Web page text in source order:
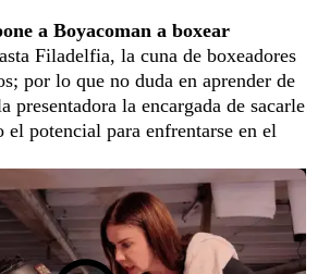
a Boyacoman a boxear
Filadelfia, la cuna de boxeadores
por lo que no duda en aprender de
presentadora la encargada de sacarle
el potencial para enfrentarse en el